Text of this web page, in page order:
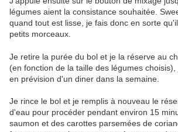
légumes aient la consistance souhaitée.
quand tout est lisse, je fais donc en sorte
petits morceaux.
Je retire la purée du bol et je la réserve au
(en fonction de la taille des légumes
en prévision d'un diner dans la semaine.
Je rince le bol et je remplis à nouveau le
d'eau pour procéder pendant environ 15
saumon et des carottes parsemées de